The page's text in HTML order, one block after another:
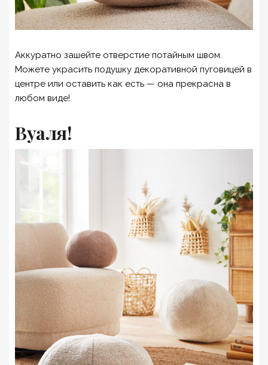
Аккуратно зашейте отверстие потайным швом.
Можете украсить подушку декоративной пуговицей в
центре или оставить как есть — она прекрасна в
любом виде!
Вуаля!